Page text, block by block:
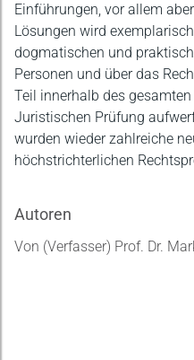
Einführungen, vor allem
Lösungen wird
dogmatischen und
Personen und über das
Teil innerhalb des
Juristischen Prüfung
wurden wieder zahlreiche
höchstrichterlichen
Autoren
Von (Verfasser) Prof. Dr.